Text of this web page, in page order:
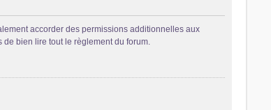
accorder des permissions additionnelles aux
de bien lire tout le règlement du forum.